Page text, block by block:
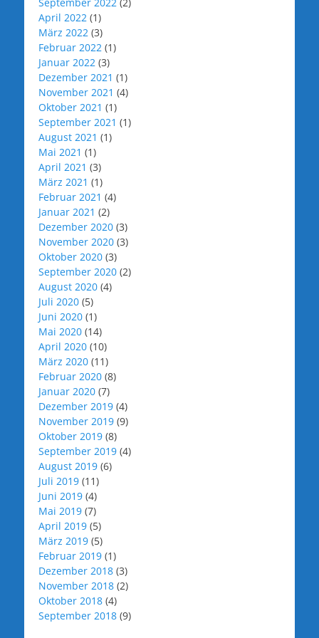
April 2022 (1)
März 2022 (3)
Februar 2022 (1)
Januar 2022 (3)
Dezember 2021 (1)
November 2021 (4)
Oktober 2021 (1)
September 2021 (1)
August 2021 (1)
Mai 2021 (1)
April 2021 (3)
März 2021 (1)
Februar 2021 (4)
Januar 2021 (2)
Dezember 2020 (3)
November 2020 (3)
Oktober 2020 (3)
September 2020 (2)
August 2020 (4)
Juli 2020 (5)
Juni 2020 (1)
Mai 2020 (14)
April 2020 (10)
März 2020 (11)
Februar 2020 (8)
Januar 2020 (7)
Dezember 2019 (4)
November 2019 (9)
Oktober 2019 (8)
September 2019 (4)
August 2019 (6)
Juli 2019 (11)
Juni 2019 (4)
Mai 2019 (7)
April 2019 (5)
März 2019 (5)
Februar 2019 (1)
Dezember 2018 (3)
November 2018 (2)
Oktober 2018 (4)
September 2018 (9)